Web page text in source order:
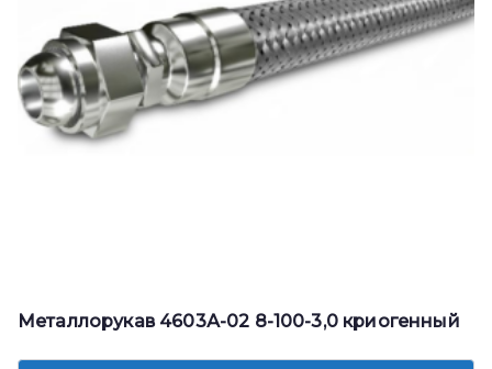
Металлорукав 4603А-02 8-100-3,0 криогенный